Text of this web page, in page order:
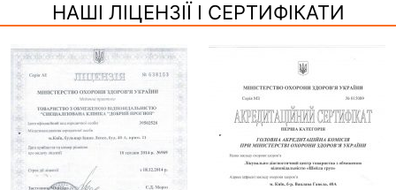
НАШІ ЛІЦЕНЗІЇ І СЕРТИФІКАТИ